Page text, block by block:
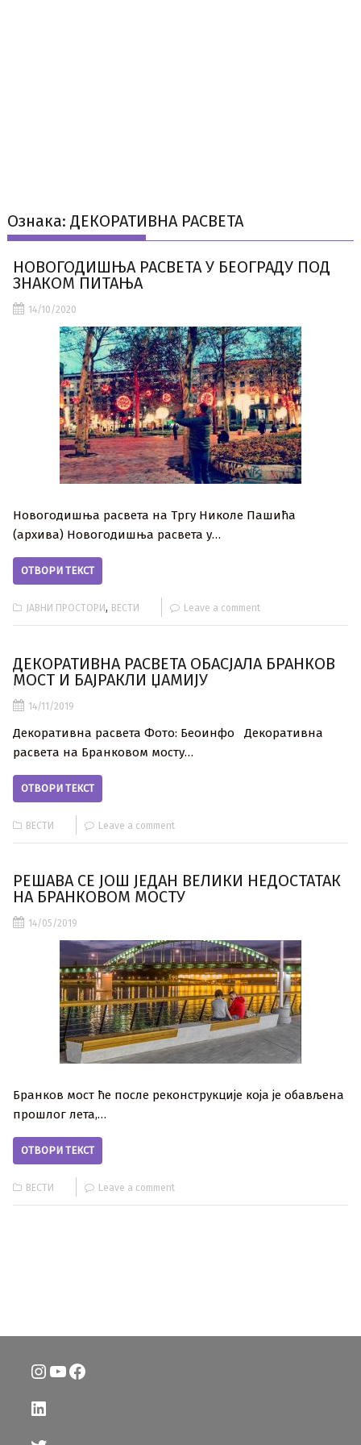
Ознака:ДЕКОРАТИВНА РАСВЕТА
НОВОГОДИШЊА РАСВЕТА У БЕОГРАДУ ПОД
ЗНАКОМ ПИТАЊА
14/10/2020
Новогодишња расвета на Тргу Николе Пашића
(архива) Новогодишња расвета у…
ОТВОРИ ТЕКСТ
ЈАВНИ ПРОСТОРИ, ВЕСТИ Leave a comment
ДЕКОРАТИВНА РАСВЕТА ОБАСЈАЛА БРАНКОВ
МОСТ И БАЈРАКЛИ ЏАМИЈУ
14/11/2019
Декоративна расвета Фото: Беоинфо Дeкoрaтивнa
рaсвeтa нa Брaнкoвoм мoсту…
ОТВОРИ ТЕКСТ
ВЕСТИ Leave a comment
РЕШАВА СЕ ЈОШ ЈЕДАН ВЕЛИКИ НЕДОСТАТАК
НА БРАНКОВОМ МОСТУ
14/05/2019
Бранков мост ће после реконструкције која је обављена
прошлог лета,…
ОТВОРИ ТЕКСТ
ВЕСТИ Leave a comment
Instagram
YouTube
Facebook
LinkedIn